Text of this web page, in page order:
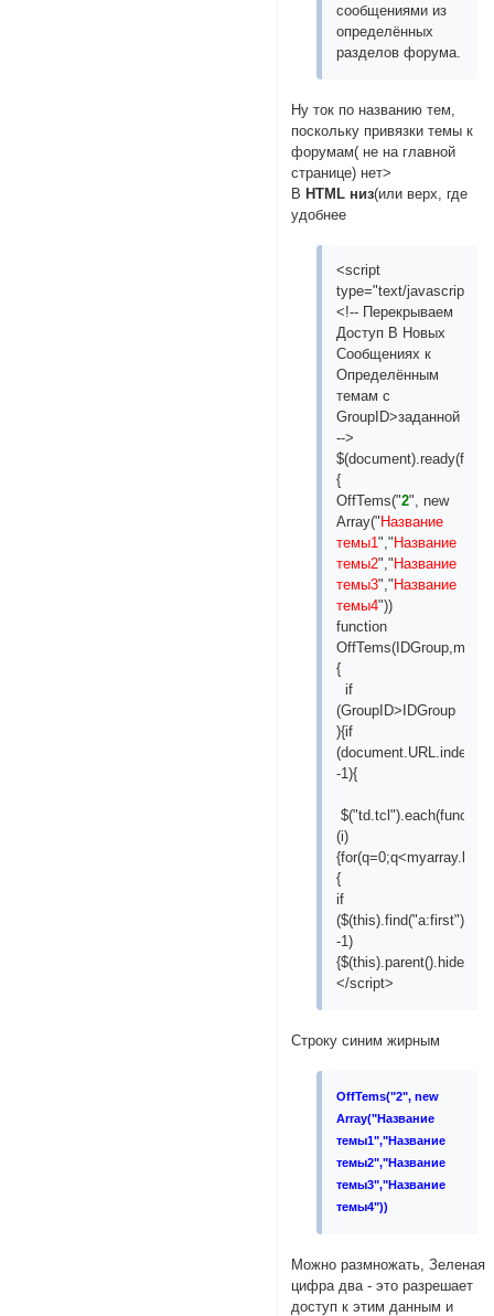
сообщениями из
определённых
разделов форума.
Ну ток по названию тем,
поскольку привязки темы к
форумам( не на главной
странице) нет>
В HTML низ(или верх, где
удобнее
<script
type="text/javascript">
<!-- Перекрываем
Доступ В Новых
Сообщениях к
Определённым
темам с
GroupID>заданной
-->
{
OffTems("2", new
Array(" Название
темы1"," Название
темы2"," Название
темы3"," Название
темы4"))
function
{
if
(GroupID>IDGroup
){if
-1){
$("td.tcl").each(function
(i)
{
if
-1)
</script>
Cтроку синим жирным
OffTems("2", new
Array("Название
темы1","Название
темы2","Название
темы3","Название
темы4"))
Можно размножать, Зеленая
цифра два - это разрешает
доступ к этим данным и